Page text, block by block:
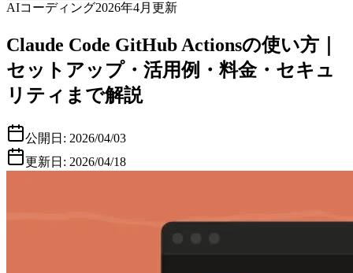
AIコーディング2026年4月更新
Claude Code GitHub Actionsの使い方｜
セットアップ・活用例・料金・セキュ
リティまで解説
公開日: 2026/04/03
更新日: 2026/04/18